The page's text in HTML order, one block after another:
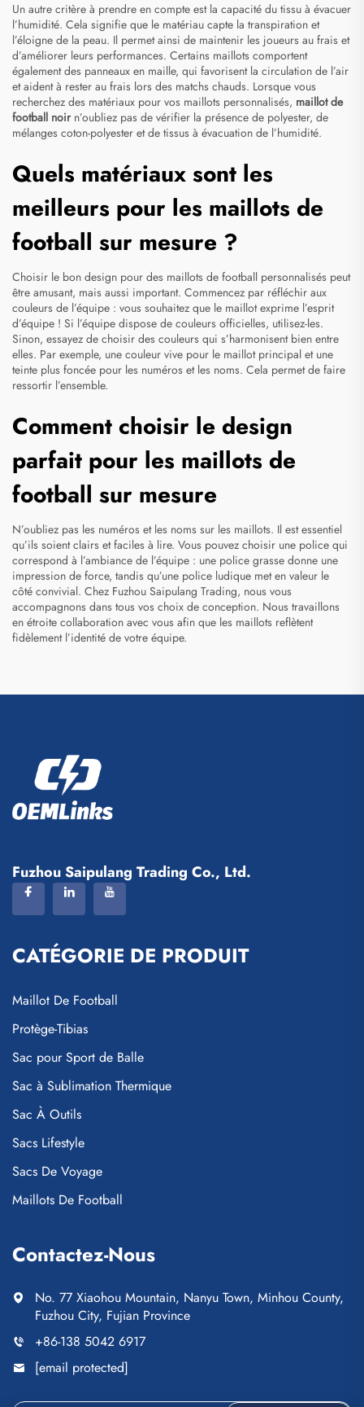
Un autre critère à prendre en compte est la capacité du tissu à évacuer
l’humidité. Cela signifie que le matériau capte la transpiration et
l’éloigne de la peau. Il permet ainsi de maintenir les joueurs au frais et
d’améliorer leurs performances. Certains maillots comportent
également des panneaux en maille, qui favorisent la circulation de l’air
et aident à rester au frais lors des matchs chauds. Lorsque vous
recherchez des matériaux pour vos maillots personnalisés, maillot de
football noir n’oubliez pas de vérifier la présence de polyester, de
mélanges coton-polyester et de tissus à évacuation de l’humidité.
Quels matériaux sont les
meilleurs pour les maillots de
football sur mesure ?
Choisir le bon design pour des maillots de football personnalisés peut
être amusant, mais aussi important. Commencez par réfléchir aux
couleurs de l’équipe : vous souhaitez que le maillot exprime l’esprit
d’équipe ! Si l’équipe dispose de couleurs officielles, utilisez-les.
Sinon, essayez de choisir des couleurs qui s’harmonisent bien entre
elles. Par exemple, une couleur vive pour le maillot principal et une
teinte plus foncée pour les numéros et les noms. Cela permet de faire
ressortir l’ensemble.
Comment choisir le design
parfait pour les maillots de
football sur mesure
N’oubliez pas les numéros et les noms sur les maillots. Il est essentiel
qu’ils soient clairs et faciles à lire. Vous pouvez choisir une police qui
correspond à l’ambiance de l’équipe : une police grasse donne une
impression de force, tandis qu’une police ludique met en valeur le
côté convivial. Chez Fuzhou Saipulang Trading, nous vous
accompagnons dans tous vos choix de conception. Nous travaillons
en étroite collaboration avec vous afin que les maillots reflètent
fidèlement l’identité de votre équipe.
Fuzhou Saipulang Trading Co., Ltd.
CATÉGORIE DE PRODUIT
Maillot De Football
Protège-Tibias
Sac pour Sport de Balle
Sac à Sublimation Thermique
Sac À Outils
Sacs Lifestyle
Sacs De Voyage
Maillots De Football
Contactez-Nous
No. 77 Xiaohou Mountain, Nanyu Town, Minhou County,
Fuzhou City, Fujian Province
+86-138 5042 6917
[email protected]